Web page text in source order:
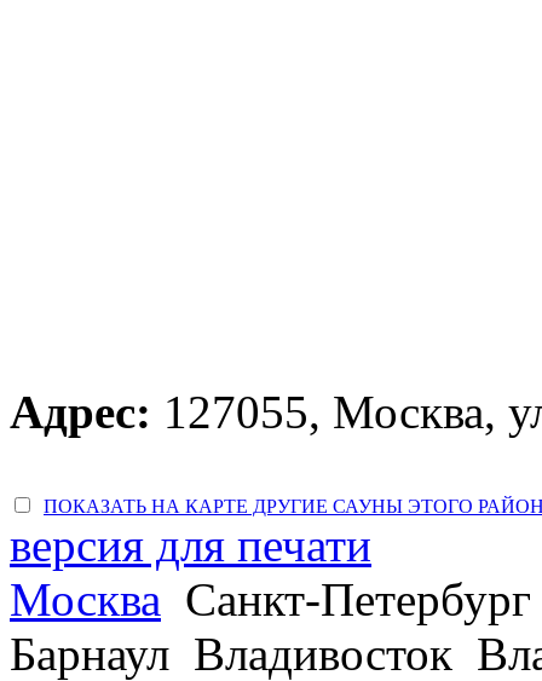
Адрес: 127055, Москва,
ПОКАЗАТЬ НА КАРТЕ ДРУГИЕ САУНЫ ЭТОГО
версия для печати
Москва Санкт-
Барнаул Владивосток